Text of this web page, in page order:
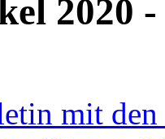
2020
mit den